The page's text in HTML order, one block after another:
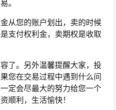
。
您的账户划出，卖的时候
支付权利金，卖期权是收取
。另外温馨提醒大家，投
您在交易过程中遇到什么问
定会尽最大的努力给您一个
顺利，生活愉快！